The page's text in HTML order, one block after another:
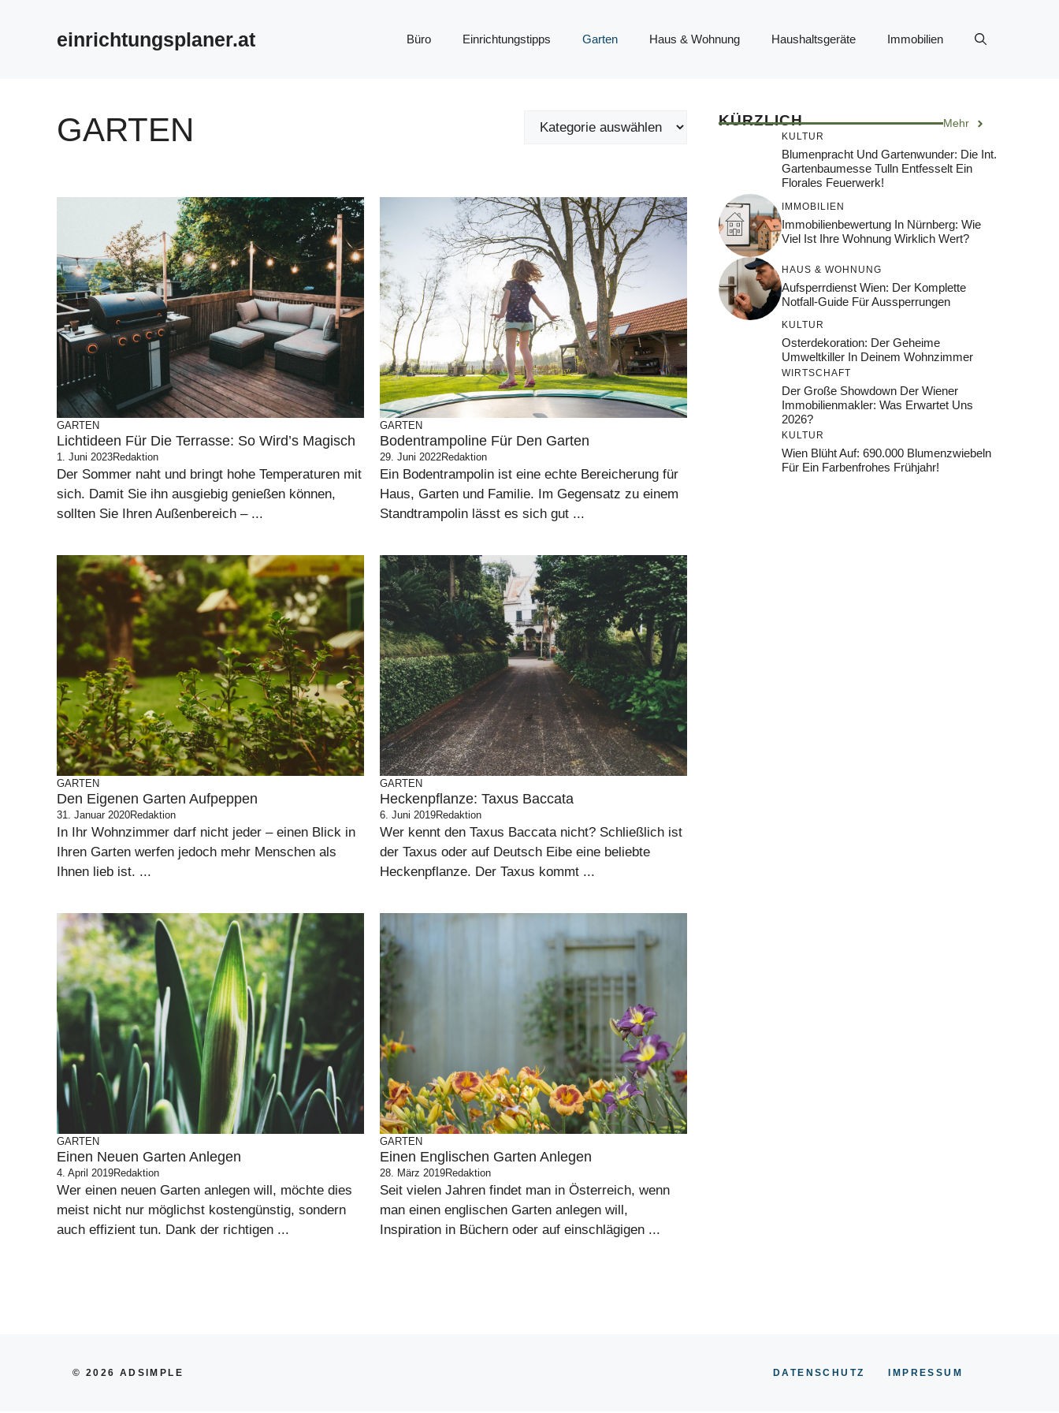
einrichtungsplaner.at Büro Einrichtungstipps Garten Haus & Wohnung Haushaltsgeräte Immobilien
GARTEN
GARTEN
Lichtideen Für Die Terrasse: So Wird’s Magisch
1. Juni 2023Redaktion
Der Sommer naht und bringt hohe Temperaturen mit
sich. Damit Sie ihn ausgiebig genießen können,
sollten Sie Ihren Außenbereich – ...
GARTEN
Bodentrampoline Für Den Garten
29. Juni 2022Redaktion
Ein Bodentrampolin ist eine echte Bereicherung für
Haus, Garten und Familie. Im Gegensatz zu einem
Standtrampolin lässt es sich gut ...
GARTEN
Den Eigenen Garten Aufpeppen
31. Januar 2020Redaktion
In Ihr Wohnzimmer darf nicht jeder – einen Blick in
Ihren Garten werfen jedoch mehr Menschen als
Ihnen lieb ist. ...
GARTEN
Heckenpflanze: Taxus Baccata
6. Juni 2019Redaktion
Wer kennt den Taxus Baccata nicht? Schließlich ist
der Taxus oder auf Deutsch Eibe eine beliebte
Heckenpflanze. Der Taxus kommt ...
GARTEN
Einen Neuen Garten Anlegen
4. April 2019Redaktion
Wer einen neuen Garten anlegen will, möchte dies
meist nicht nur möglichst kostengünstig, sondern
auch effizient tun. Dank der richtigen ...
GARTEN
Einen Englischen Garten Anlegen
28. März 2019Redaktion
Seit vielen Jahren findet man in Österreich, wenn
man einen englischen Garten anlegen will,
Inspiration in Büchern oder auf einschlägigen ...
KÜRZLICH Mehr
KULTUR
Blumenpracht Und Gartenwunder: Die Int.
Gartenbaumesse Tulln Entfesselt Ein
Florales Feuerwerk!
IMMOBILIEN
Immobilienbewertung In Nürnberg: Wie
Viel Ist Ihre Wohnung Wirklich Wert?
HAUS & WOHNUNG
Aufsperrdienst Wien: Der Komplette
Notfall-Guide Für Aussperrungen
KULTUR
Osterdekoration: Der Geheime
Umweltkiller In Deinem Wohnzimmer
WIRTSCHAFT
Der Große Showdown Der Wiener
Immobilienmakler: Was Erwartet Uns
2026?
KULTUR
Wien Blüht Auf: 690.000 Blumenzwiebeln
Für Ein Farbenfrohes Frühjahr!
© 2026 ADSIMPLE DATENSCHUTZ IMPRESSUM